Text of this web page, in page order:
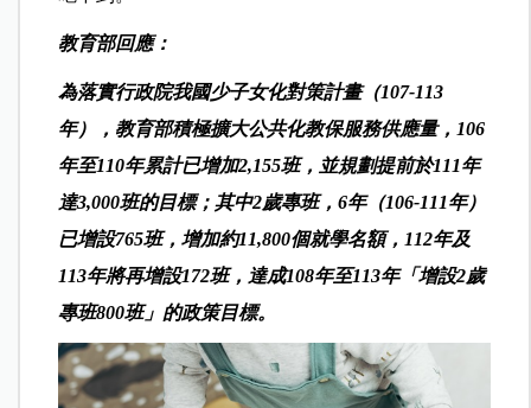
教育部回應：
為落實行政院我國少子女化對策計畫（107-113
年），教育部積極擴大公共化教保服務供應量，106
年至110年累計已增加2,155班，並規劃提前於111年
達3,000班的目標；其中2歲專班，6年（106-111年）
已增設765班，增加約11,800個就學名額，112年及
113年將再增設172班，達成108年至113年「增設2歲
專班800班」的政策目標。